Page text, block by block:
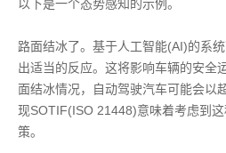
以下是一个态势感知的示例。
路面结冰了。基于人工智能(AI)的系
出适当的反应。这将影响车辆的安全
面结冰情况，自动驾驶汽车可能会以
现SOTIF(ISO 21448)意味着考虑到
策。